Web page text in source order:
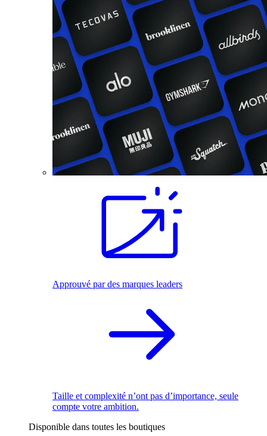
Approuvé par des marques leaders
Taille et complexité n’ont pas d’importance, seule
compte votre ambition.
Disponible dans toutes les boutiques